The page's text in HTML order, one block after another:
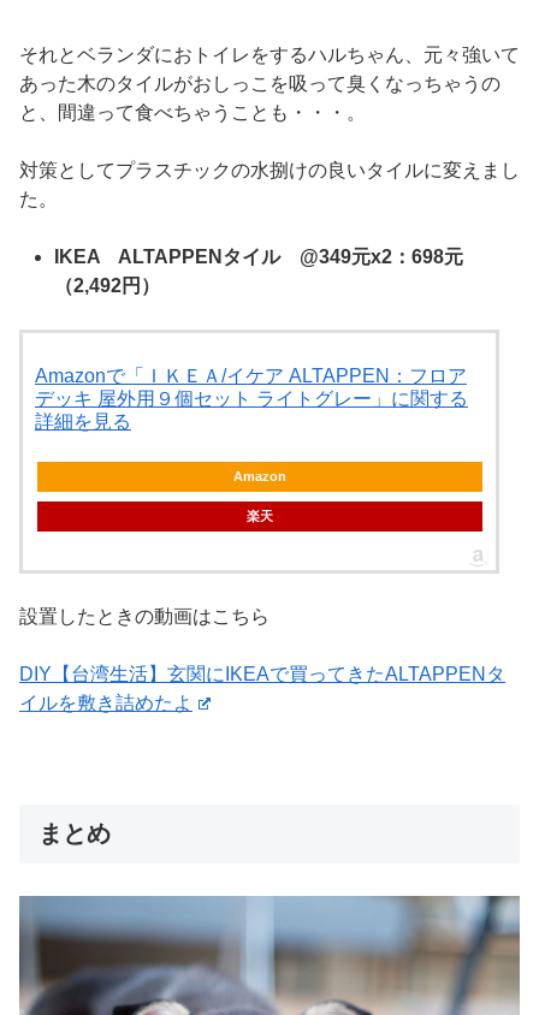
それとベランダにおトイレをするハルちゃん、元々強いて
あった木のタイルがおしっこを吸って臭くなっちゃうの
と、間違って食べちゃうことも・・・。
対策としてプラスチックの水捌けの良いタイルに変えまし
た。
IKEA ALTAPPENタイル @349元x2：698元
（2,492円）
Amazonで「ＩＫＥＡ/イケア ALTAPPEN：フロア
デッキ 屋外用９個セット ライトグレー」に関する
詳細を見る
Amazon
楽天
設置したときの動画はこちら
DIY【台湾生活】玄関にIKEAで買ってきたALTAPPENタ
イルを敷き詰めたよ
まとめ